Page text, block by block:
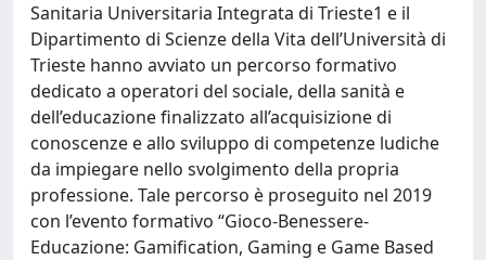
Sanitaria Universitaria Integrata di Trieste1 e il
Dipartimento di Scienze della Vita dell’Università di
Trieste hanno avviato un percorso formativo
dedicato a operatori del sociale, della sanità e
dell’educazione finalizzato all’acquisizione di
conoscenze e allo sviluppo di competenze ludiche
da impiegare nello svolgimento della propria
professione. Tale percorso è proseguito nel 2019
con l’evento formativo “Gioco-Benessere-
Educazione: Gamification, Gaming e Game Based